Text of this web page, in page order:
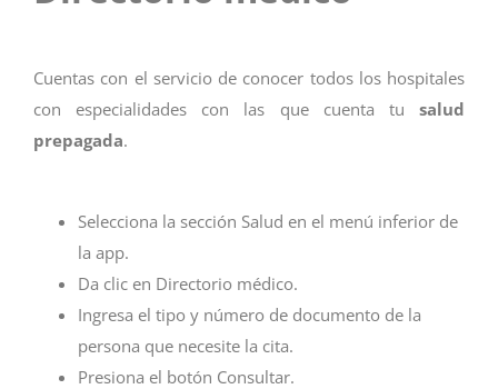
Cuentas con el servicio de conocer todos los hospitales
con especialidades con las que cuenta tu salud
prepagada.
Selecciona la sección Salud en el menú inferior de
la app.
Da clic en Directorio médico.
Ingresa el tipo y número de documento de la
persona que necesite la cita.
Presiona el botón Consultar.